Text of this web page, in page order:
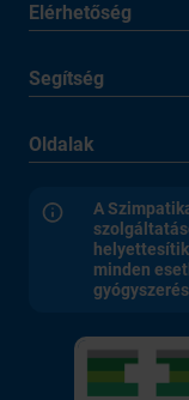
Elérhetőség
Segítség
Oldalak
A
minden